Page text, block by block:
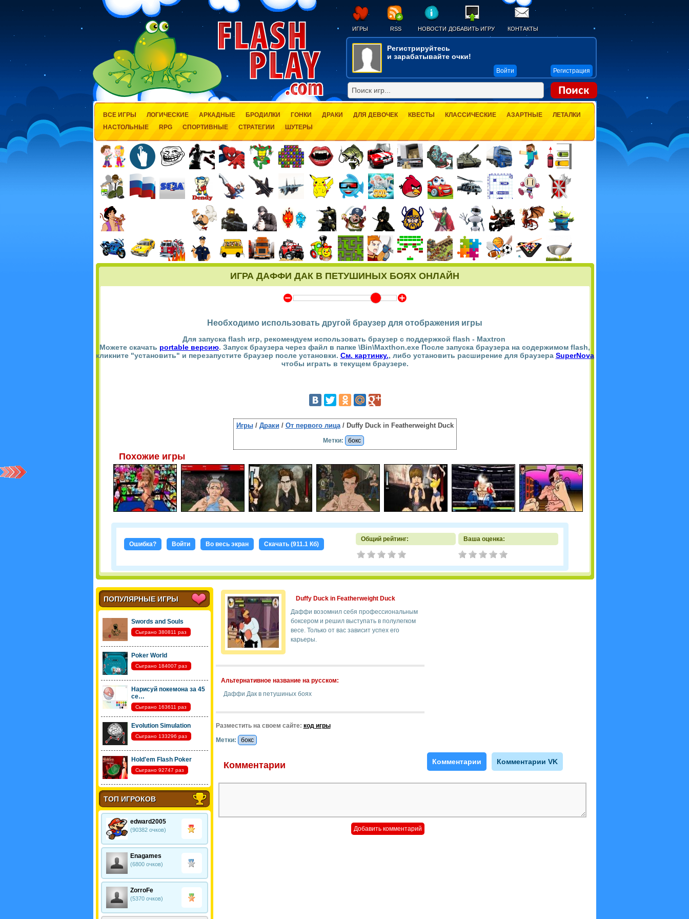
ИГРЫ RSS НОВОСТИ ДОБАВИТЬ ИГРУ КОНТАКТЫ
Регистрируйтесь
и зарабатывайте очки!
Войти Регистрация
ВСЕ ИГРЫ ЛОГИЧЕСКИЕ АРКАДНЫЕ БРОДИЛКИ ГОНКИ ДРАКИ ДЛЯ ДЕВОЧЕК КВЕСТЫ КЛАССИЧЕСКИЕ АЗАРТНЫЕ
ЛЕТАЛКИ
НАСТОЛЬНЫЕ
RPG СПОРТИВНЫЕ СТРАТЕГИИ ШУТЕРЫ
ИГРА ДАФФИ ДАК В ПЕТУШИНЫХ БОЯХ ОНЛАЙН
Y Z
Необходимо использовать другой браузер для отображения игры
Для запуска flash игр, рекомендуем использовать браузер с поддержкой flash - Maxtron
Можете скачать portable версию. Запуск браузера через файл в папке \Bin\Maxthon.exe После запуска браузера на содержимом flash,
кликните "установить" и перезапустите браузер после установки. См. картинку., либо установить расширение для браузера SuperNova
чтобы играть в текущем браузере.
Игры/ Драки / От первого лица/ Duffy Duck in Featherweight Duck
Метки: бокс
Похожие игры
Ошибка? Войти Во весь экран Скачать (911.1 Кб)
Общий рейтинг: Ваша оценка:
ПОПУЛЯРНЫЕ ИГРЫ
Swords and Souls
Сыграно 380811 раз
Poker World
Сыграно 184007 раз
Нарисуй покемона за 45
се…
Сыграно 163611 раз
Evolution Simulation
Сыграно 133296 раз
Hold'em Flash Poker
Сыграно 92747 раз
ТОП ИГРОКОВ
edward2005
(90382 очков)
Enagames
(6800 очков)
ZorroFe
(5370 очков)
Duffy Duck in Featherweight Duck
Даффи возомнил себя профессиональным
боксером и решил выступать в полулегком
весе. Только от вас зависит успех его
карьеры.
Альтернативное название на русском:
Даффи Дак в петушиных боях
Разместить на своем сайте: код игры
Метки:
бокс
Комментарии Комментарии Комментарии VK